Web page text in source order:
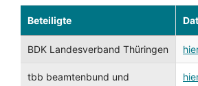
Beteiligte
BDK Landesverband Thüringen
tbb beamtenbund und